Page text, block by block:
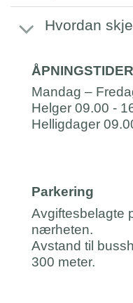
Hvordan
ÅPNINGSTIDER
Mandag –
Helger 09.00 -
Helligdager
Parkering
Avgiftesbelagte
nærheten.
Avstand til
300 meter.